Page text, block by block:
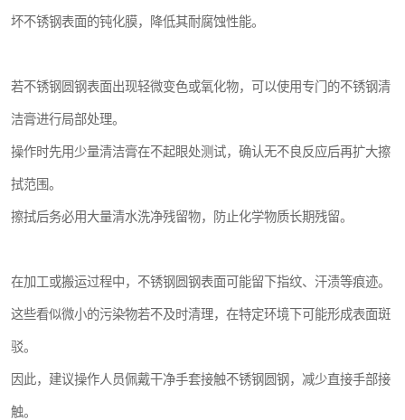
坏不锈钢表面的钝化膜，降低其耐腐蚀性能。
若不锈钢圆钢表面出现轻微变色或氧化物，可以使用专门的不锈钢清
洁膏进行局部处理。
操作时先用少量清洁膏在不起眼处测试，确认无不良反应后再扩大擦
拭范围。
擦拭后务必用大量清水洗净残留物，防止化学物质长期残留。
在加工或搬运过程中，不锈钢圆钢表面可能留下指纹、汗渍等痕迹。
这些看似微小的污染物若不及时清理，在特定环境下可能形成表面斑
驳。
因此，建议操作人员佩戴干净手套接触不锈钢圆钢，减少直接手部接
触。